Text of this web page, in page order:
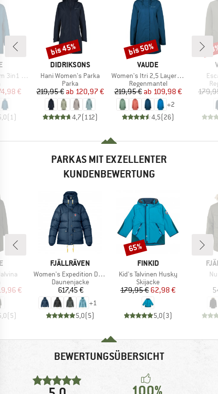
Parka
Preis
€
(1 )
MARKE
DIDRIKSONS
Artikel
Hani Women's Parka
Produktgruppe
Parka
Preis
219,95 € reduzierter Preis
ab 120,97 €
4,7(112)
Rabatt
bis 45%
MARKE
VAUDE
Artikel
Women's Itri 2,5 Layer Coat
Produktgruppe
Regenmantel
Preis
219,95 € reduzierter Preis
ab 109,98 €
+2
4,5(26)
Rabatt
bis 50%
PARKAS MIT EXZELLENTER
KUNDENBEWERTUNG
Preis
€
(5)
MARKE
FJÄLLRÄVEN
Artikel
Women's Expedition Down Lite Jacket
Produktgruppe
Daunenjacke
Preis
617,45 €
+1
5,0(5)
MARKE
FINKID
Artikel
Kid's Talvinen Husky
Produktgruppe
Skijacke
Preis
179,95 €reduzierter Preis
62,98 €
5,0(3)
Rabatt
65%
BEWERTUNGSÜBERSICHT